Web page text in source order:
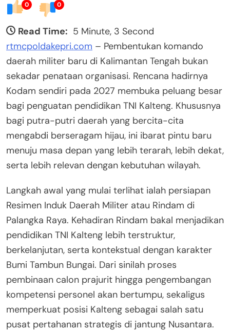
0 0
Read Time: 5 Minute, 3 Second
rtmcpoldakepri.com – Pembentukan komando
daerah militer baru di Kalimantan Tengah bukan
sekadar penataan organisasi. Rencana hadirnya
Kodam sendiri pada 2027 membuka peluang besar
bagi penguatan pendidikan TNI Kalteng. Khususnya
bagi putra-putri daerah yang bercita-cita
mengabdi berseragam hijau, ini ibarat pintu baru
menuju masa depan yang lebih terarah, lebih dekat,
serta lebih relevan dengan kebutuhan wilayah.
Langkah awal yang mulai terlihat ialah persiapan
Resimen Induk Daerah Militer atau Rindam di
Palangka Raya. Kehadiran Rindam bakal menjadikan
pendidikan TNI Kalteng lebih terstruktur,
berkelanjutan, serta kontekstual dengan karakter
Bumi Tambun Bungai. Dari sinilah proses
pembinaan calon prajurit hingga pengembangan
kompetensi personel akan bertumpu, sekaligus
memperkuat posisi Kalteng sebagai salah satu
pusat pertahanan strategis di jantung Nusantara.